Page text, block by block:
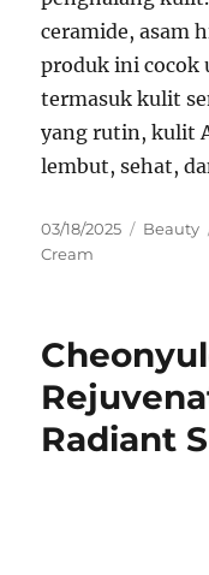
ceramide, asam
produk ini cocok
termasuk kulit
yang rutin, kulit
lembut, sehat,
Posted
on
03/18/2025 Beauty
Cream
Radiant